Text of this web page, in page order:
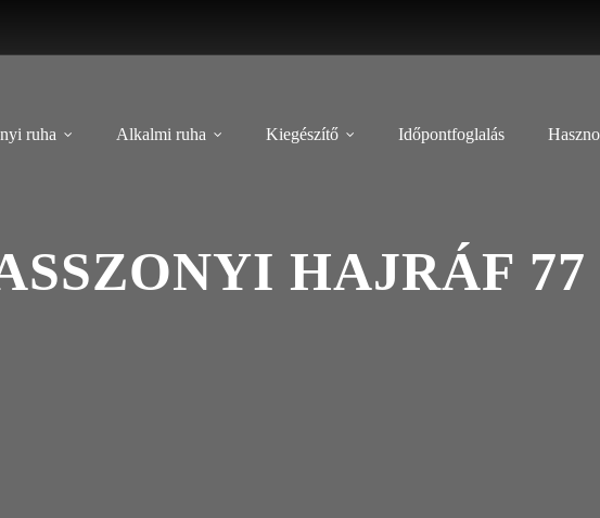
ruha Alkalmi ruha Kiegészítő Időpontfoglalás
HAJRÁF 77